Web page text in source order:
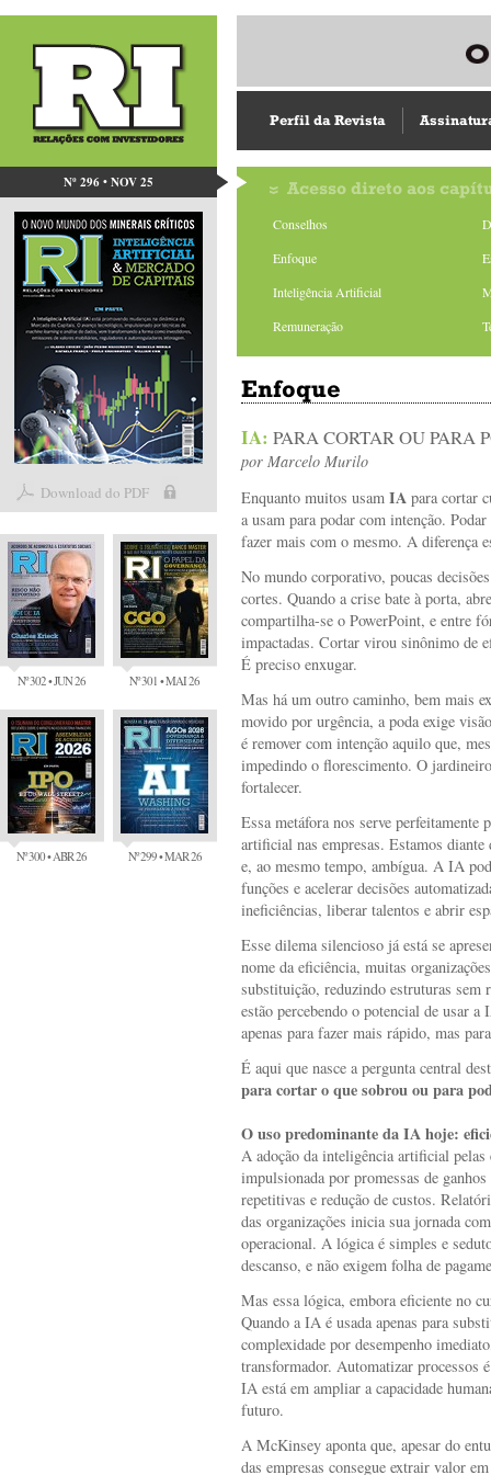
Nº 296 • NOV 25
Download do PDF
Nº 302 • JUN 26 Nº 301 • MAI 26
Nº 300 • ABR 26 Nº 299 • MAR 26
Perfil da Revista
Acesso direto aos
Conselhos
Enfoque
Inteligência Artificial
Remuneração
Enfoque
IA: PARA CORTAR OU PARA
por Marcelo Murilo
Enquanto muitos usam IA para cortar
a usam para podar com intenção.
fazer mais com o mesmo. A diferença
No mundo corporativo, poucas
cortes. Quando a crise bate à porta,
compartilha-se o PowerPoint, e entre
impactadas. Cortar virou sinônimo de
É preciso enxugar.
Mas há um outro caminho, bem mais
movido por urgência, a poda exige
é remover com intenção aquilo que,
impedindo o florescimento. O
fortalecer.
Essa metáfora nos serve
artificial nas empresas. Estamos
e, ao mesmo tempo, ambígua. A IA
funções e acelerar decisões
ineficiências, liberar talentos e abrir
Esse dilema silencioso já está se
nome da eficiência, muitas
substituição, reduzindo estruturas sem
estão percebendo o potencial de usar
apenas para fazer mais rápido, mas
É aqui que nasce a pergunta central
para cortar o que sobrou ou para
O uso predominante da IA hoje:
A adoção da inteligência artificial pelas
impulsionada por promessas de
repetitivas e redução de custos.
das organizações inicia sua jornada
operacional. A lógica é simples e
descanso, e não exigem folha de
Mas essa lógica, embora eficiente no
Quando a IA é usada apenas para
complexidade por desempenho
transformador. Automatizar processos
IA está em ampliar a capacidade
futuro.
A McKinsey aponta que, apesar do
das empresas consegue extrair valor